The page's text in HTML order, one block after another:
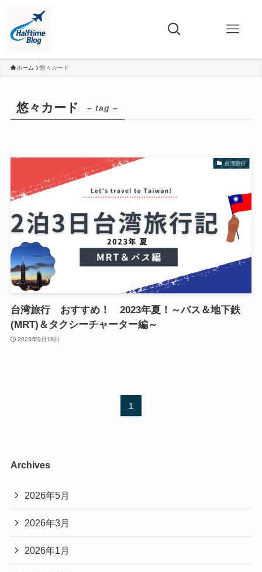
ホーム 悠々カード
悠々カード – tag –
台湾旅行
台湾旅行 おすすめ！ 2023年夏！～バス＆地下鉄
(MRT)＆タクシーチャーター編～
2023年9月18日
1
Archives
2026年5月
2026年3月
2026年1月